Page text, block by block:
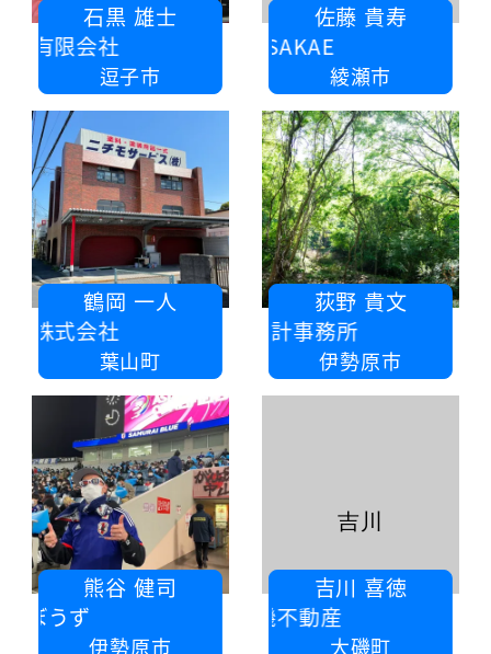
石黒 雄士
限会社
逗子市
佐藤 貴寿
株式会社SAKAE
綾瀬市
鶴岡 一人
式会社
葉山町
荻野 貴文
有限会社小山建築設計事務所
伊勢原市
熊谷 健司
ぼうず
伊勢原市
吉川 喜徳
有限会社大磯不動産
大磯町
吉川